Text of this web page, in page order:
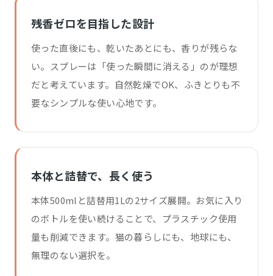
残香ゼロを目指した設計
使った直後にも、乾いたあとにも、香りが残らな
い。スプレーは「使った瞬間に消える」のが理想
だと考えています。自然乾燥でOK、ふきとりも不
要なシンプルな使い心地です。
本体と詰替で、長く使う
本体500mlと詰替用1Lの2サイズ展開。お気に入り
のボトルを使い続けることで、プラスチック使用
量も削減できます。猫の暮らしにも、地球にも、
無理のない選択を。